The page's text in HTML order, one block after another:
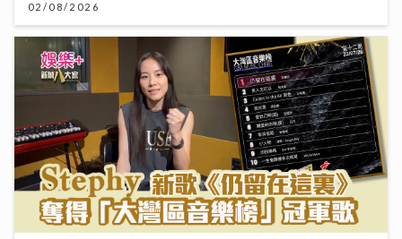
灣區聲勢力｜鄧麗欣Stephy新歌《仍留在這裏》奪得今
週「大灣區音樂榜」冠軍歌
23/07/2026